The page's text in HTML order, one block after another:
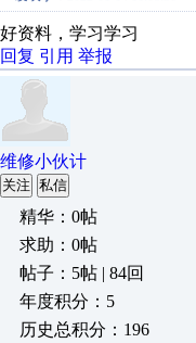
好资料，学习学习
回复 引用 举报
维修小伙计
关注 私信
精华：0帖
求助：0帖
帖子：5帖 | 84回
年度积分：5
历史总积分：196